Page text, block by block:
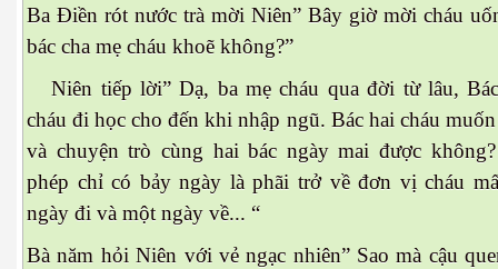
Ba Điền rót nước trà mời Niên” Bây giờ mời cháu
bác cha mẹ cháu khoẽ không?”
Niên tiếp lời” Dạ, ba mẹ cháu qua đời từ lâu,
cháu đi học cho đến khi nhập ngũ. Bác hai cháu
và chuyện trò cùng hai bác ngày mai được
phép chỉ có bảy ngày là phãi trở về đơn vị cháu
ngày đi và một ngày về... “
Bà năm hỏi Niên với vẻ ngạc nhiên” Sao mà cậu